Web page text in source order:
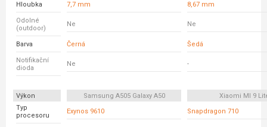
Hloubka 7,7 mm 8,67 mm
Odolné
(outdoor)
Ne Ne
Barva Černá Šedá
Notifikační
dioda
Ne -
Výkon Samsung A505 Galaxy A50
Xiaomi MI 9
Typ
procesoru
Exynos 9610 Snapdragon 710